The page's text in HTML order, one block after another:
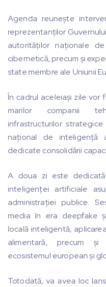
Agenda reunește
reprezentanților
autorităților naționale
cibernetică, precum și
state membre ale Uniunii
În cadrul aceleiași zile
marilor companii
infrastructurilor
național de inteligență
dedicate consolidării
A doua zi este
inteligenței artificiale
administrației publice.
media în era deepfake
locală inteligentă,
alimentară, precum
ecosistemul european și
Totodată, va avea loc